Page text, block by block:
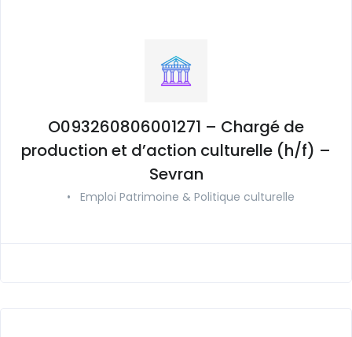
O093260806001271 – Chargé de
production et d’action culturelle (h/f) –
Sevran
• Emploi Patrimoine & Politique culturelle